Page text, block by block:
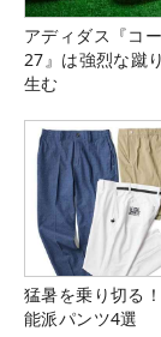
アディダス『コ
27』は強烈な蹴
生む
猛暑を乗り切る
能派パンツ4選